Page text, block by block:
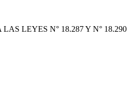
LEYES N° 18.287 Y N° 18.290